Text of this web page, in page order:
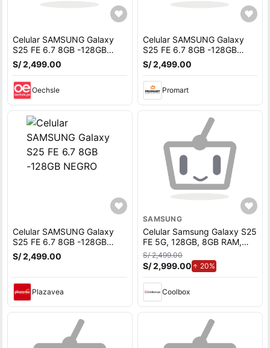
Celular SAMSUNG Galaxy
S25 FE 6.7 8GB -128GB
NEGRO
S/ 2,499.00
Oechsle
Celular SAMSUNG Galaxy
S25 FE 6.7 8GB -128GB
NEGRO
S/ 2,499.00
Promart
Celular SAMSUNG Galaxy
S25 FE 6.7 8GB -128GB
NEGRO
S/ 2,499.00
Plazavea
SAMSUNG
Celular Samsung Galaxy S25
FE 5G, 128GB, 8GB RAM,
cámara trasera 50MP y
frontal 12MP, 6.7'', negro
S/ 2,499.00
S/ 2,999.00 20%de aumento.
Coolbox